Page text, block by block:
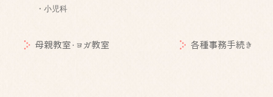
・小児科
母親教室・ヨガ教室 各種事務手続き